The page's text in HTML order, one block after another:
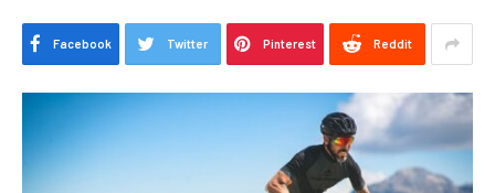
Facebook Twitter Pinterest Reddit